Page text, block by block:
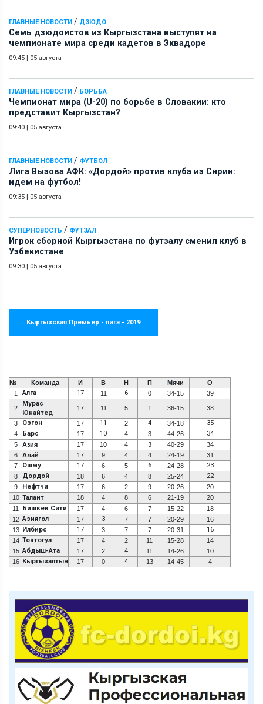
ГЛАВНЫЕ НОВОСТИ / ДЗЮДО
Семь дзюдоистов из Кыргызстана выступят на
чемпионате мира среди кадетов в Эквадоре
09:45 05 августа
ГЛАВНЫЕ НОВОСТИ / БОРЬБА
Чемпионат мира (U-20) по борьбе в Словакии: кто
представит Кыргызстан?
09:40 05 августа
ГЛАВНЫЕ НОВОСТИ / ФУТБОЛ
Лига Вызова АФК: «Дордой» против клуба из Сирии:
идем на футбол!
09:35 05 августа
СУПЕРНОВОСТЬ / ФУТЗАЛ
Игрок сборной Кыргызстана по футзалу сменил клуб в
Узбекистане
09:30 05 августа
Кыргызская Премьер - лига - 2019
№ Команда И В Н П Мячи
О
1
Алга 17 11 6 0 34-15 39
2
Мурас
Юнайтед
17 11 5 1 36-15 38
3 Озгон 17 11 2 4 34-18 35
4 Барс 17 10 4 3 44-26 34
5 Азия 17 10 4 3 40-29
34
6
Алай 17 9 4 4 24-19
31
7
Ошму 17 6 5 6 24-28 23
8 Дордой 18 6 4 8 25-24 22
9 Нефтчи 17 6 2 9 20-26
20
10 Талант 18 4 8 6 21-19
20
11
Бишкек Сити 17 4 6 7 15-22
18
12 Азиягол 17 3 7 7 20-29
16
13
Илбирс 17 3 7 7 20-31 16
14 Токтогул 17 4 2 11 15-28
14
15 Абдыш-Ата 17 2 4 11 14-26
10
16
Кыргызалтын 17 0 4 13 14-45 4